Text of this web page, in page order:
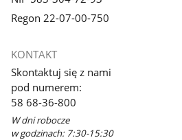
Regon 22-07-00-750
KONTAKT
Skontaktuj się z nami
pod numerem:
58 68-36-800
W dni robocze
w godzinach: 7:30-15:30